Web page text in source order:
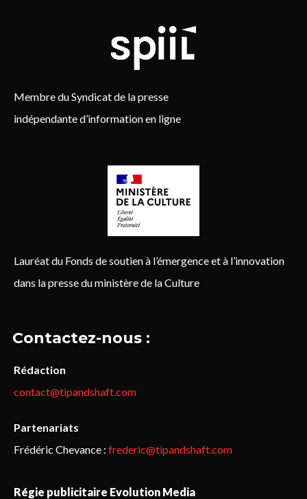
Membre du Syndicat de la presse
indépendante d’information en ligne
Lauréat du Fonds de soutien à l’émergence et à l’innovation
dans la presse du ministère de la Culture
Contactez-nous :
Rédaction
contact@tipandshaft.com
Partenariats
Frédéric Chevance : frederic@tipandshaft.com
Régie publicitaire Evolution Media